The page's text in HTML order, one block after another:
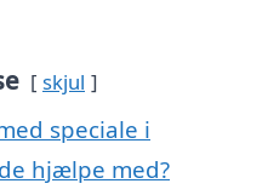
skjul
speciale i
hjælpe med?